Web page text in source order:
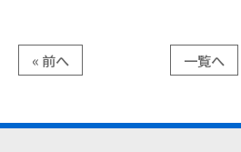
« 前へ 一覧へ